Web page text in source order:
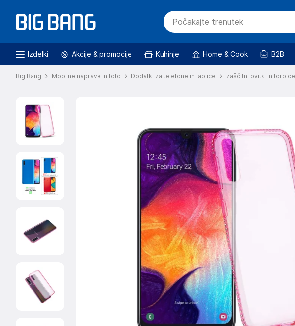
Izdelki Akcije & promocije Kuhinje Home & Cook B2B
Big Bang Mobilne naprave in foto Dodatki za telefone in tablice Zaščitni ovitki in torbice